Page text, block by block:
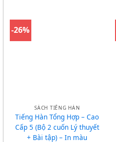
-26%
SÁCH TIẾNG HÀN
Tiếng Hàn Tổng Hợp – Cao
Cấp 5 (Bộ 2 cuốn Lý thuyết
+ Bài tập) – In màu